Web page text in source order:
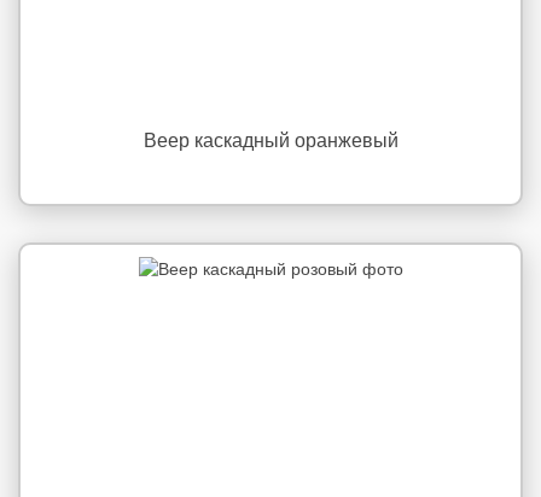
Веер каскадный оранжевый